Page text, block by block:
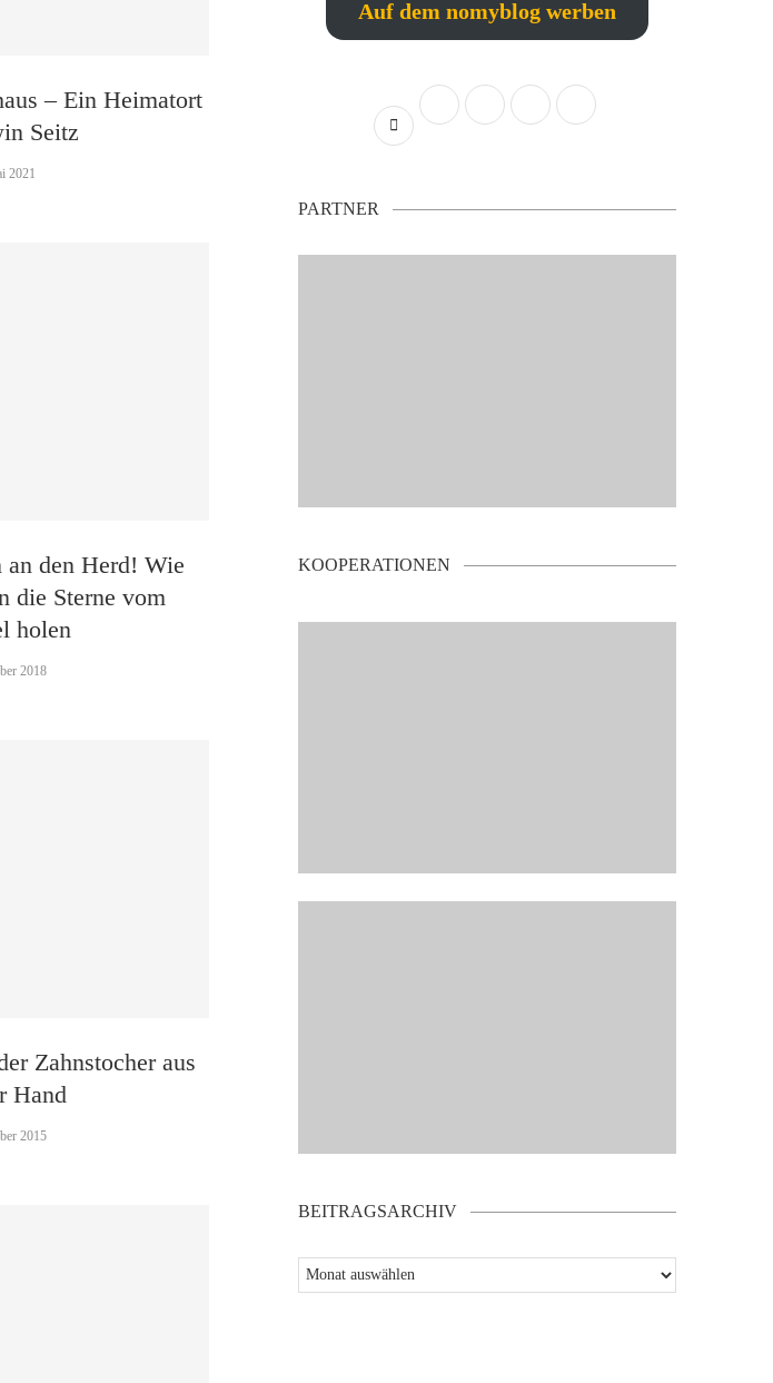
– Ein Heimatort
Seitz
2021
den Herd! Wie
die Sterne vom
holen
2018
Zahnstocher aus
Hand
2015
Auf dem nomyblog werben
PARTNER
KOOPERATIONEN
BEITRAGSARCHIV